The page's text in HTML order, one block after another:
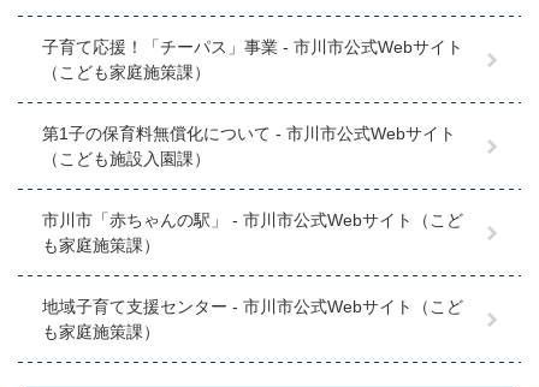
子育て応援！「チーパス」事業 - 市川市公式Webサイト
（こども家庭施策課）
第1子の保育料無償化について - 市川市公式Webサイト
（こども施設入園課）
市川市「赤ちゃんの駅」 - 市川市公式Webサイト（こど
も家庭施策課）
地域子育て支援センター - 市川市公式Webサイト（こど
も家庭施策課）